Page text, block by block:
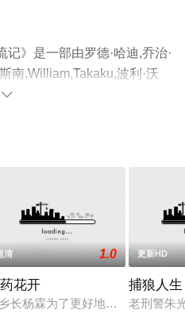
》是一部由罗德·哈迪,乔治·
南,William,Takaku,波利·沃
米恩·路易
克等演员精彩演绎的美国电
豆瓣电影、电视猫或剧情网

5天里发生的事情。
清 1.0
花开
长杨霖为了更好地贯彻精准扶贫
更新HD
捕狼人生
老刑警朱